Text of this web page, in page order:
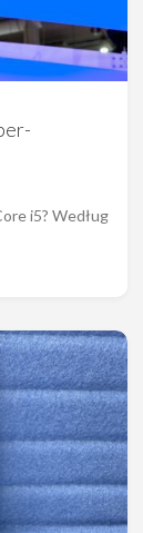
i5? Według